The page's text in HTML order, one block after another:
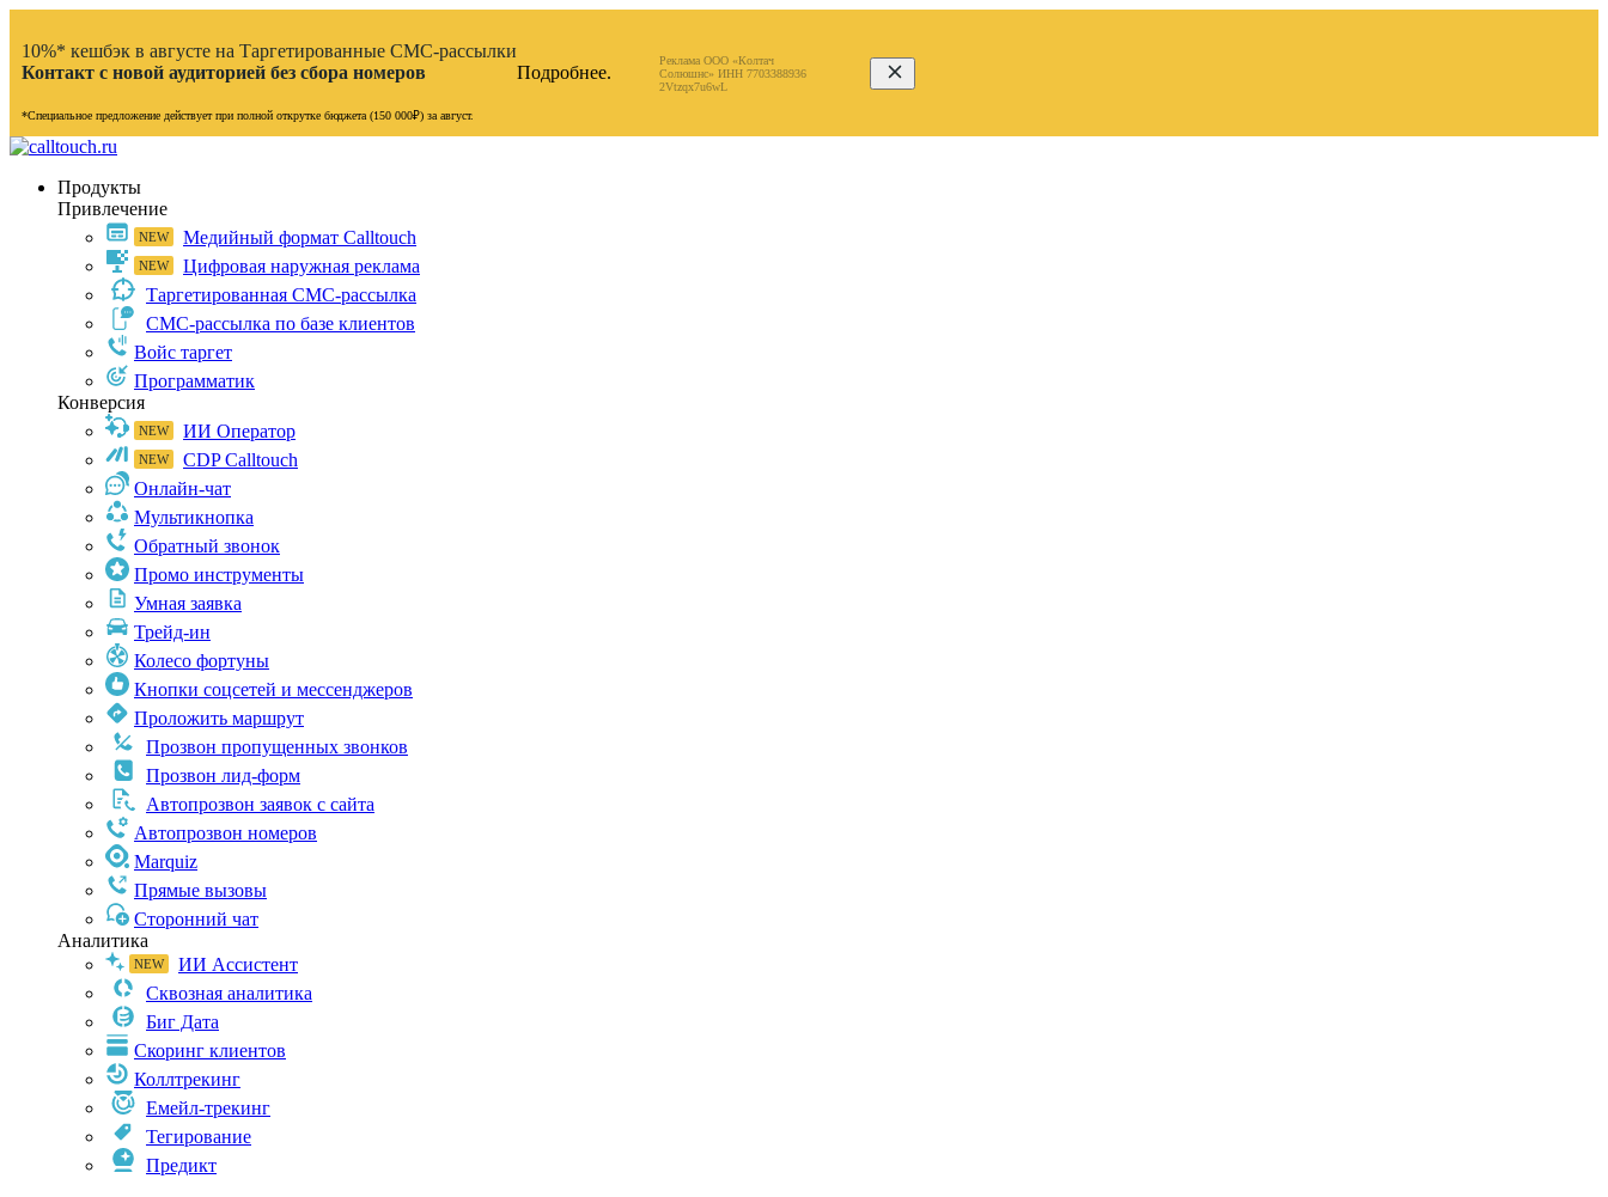
10%* кешбэк в августе на Таргетированные СМС-рассылки
Контакт с новой аудиторией без сбора номеров
*Специальное предложение действует при полной открутке бюджета (150 000₽) за август.
Подробнее.
Реклама ООО «Колтач
Солюшнс» ИНН 7703388936
2Vtzqx7u6wL
Продукты
Привлечение
Медийный формат Calltouch
Цифровая наружная реклама
Таргетированная СМС-рассылка
СМС-рассылка по базе клиентов
Войс таргет
Программатик
Конверсия
ИИ Оператор
CDP Calltouch
Онлайн-чат
Мультикнопка
Обратный звонок
Промо инструменты
Умная заявка
Трейд-ин
Колесо фортуны
Кнопки соцсетей и мессенджеров
Проложить маршрут
Прозвон пропущенных звонков
Прозвон лид-форм
Автопрозвон заявок с сайта
Автопрозвон номеров
Marquiz
Прямые вызовы
Сторонний чат
Аналитика
ИИ Ассистент
Сквозная аналитика
Биг Дата
Скоринг клиентов
Коллтрекинг
Емейл-трекинг
Тегирование
Предикт